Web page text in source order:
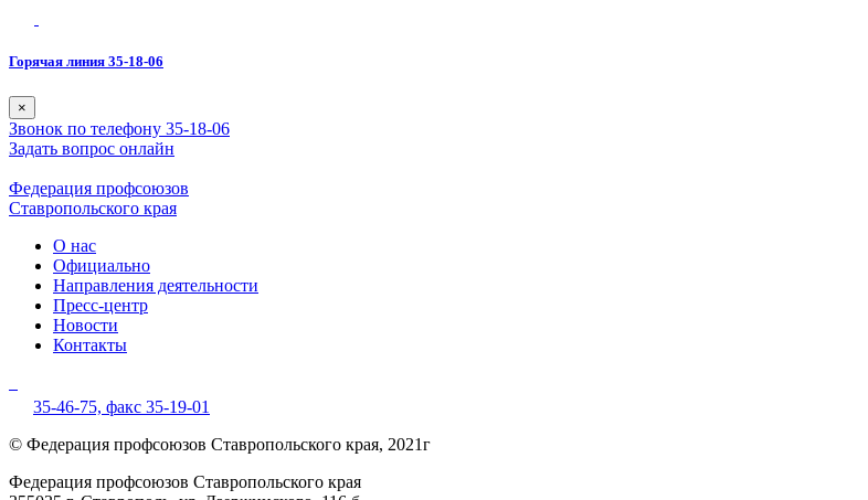
Горячая линия 35-18-06
×
Звонок по телефону 35-18-06
Задать вопрос онлайн
Федерация профсоюзов
Ставропольского края
О нас
Официально
Направления деятельности
Пресс-центр
Новости
Контакты
35-46-75, факс 35-19-01
© Федерация профсоюзов Ставропольского края, 2021г
Федерация профсоюзов Ставропольского края